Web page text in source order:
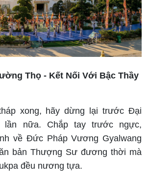
Thọ - Kết Nối Với Bậc Thầy
xong, hãy dừng lại trước Đại
lần nữa. Chắp tay trước ngực,
về Đức Pháp Vương Gyalwang
bản Thượng Sư đương thời mà
đều nương tựa.